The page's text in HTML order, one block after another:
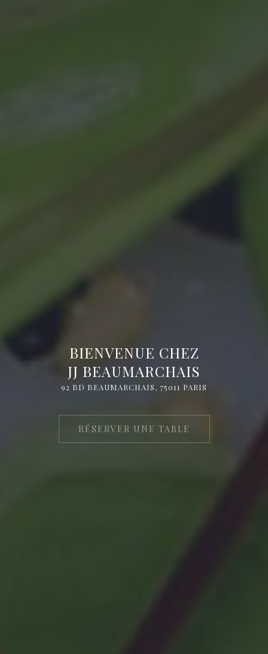
BIENVENUE CHEZ
JJ BEAUMARCHAIS
92 BD BEAUMARCHAIS, 75011 PARIS
RÉSERVER UNE TABLE